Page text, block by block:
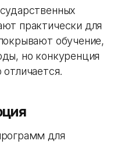
практически для
обучение,
но конкуренция
для